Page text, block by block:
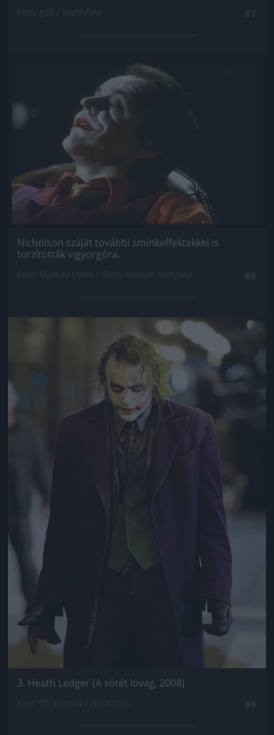
Jön még kép!
Nicholson száját további sminkeffektekkel is
torzították vigyorgóra.
Jön még kép!
3. Heath Ledger (A sötét lovag, 2008)